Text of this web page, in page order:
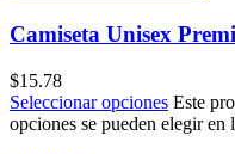
Camiseta Unisex
$15.78
Seleccionar opciones Este
opciones se pueden elegir en